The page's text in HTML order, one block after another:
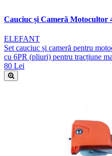
Cauciuc și Cameră Motocultor
ELEFANT
Set cauciuc și cameră pentru
cu 6PR (pliuri) pentru tracțiune
80 Lei